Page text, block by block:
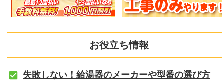
お役立ち情報
失敗しない！給湯器のメーカーや型番の選び方